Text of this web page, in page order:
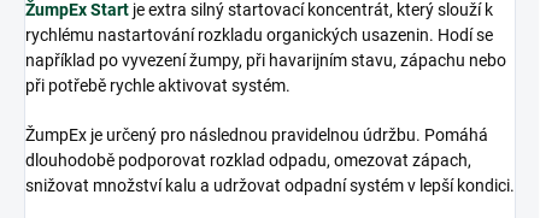
ŽumpEx Start je extra silný startovací koncentrát, který slouží k
rychlému nastartování rozkladu organických usazenin. Hodí se
například po vyvezení žumpy, při havarijním stavu, zápachu nebo
při potřebě rychle aktivovat systém.
ŽumpEx je určený pro následnou pravidelnou údržbu. Pomáhá
dlouhodobě podporovat rozklad odpadu, omezovat zápach,
snižovat množství kalu a udržovat odpadní systém v lepší kondici.